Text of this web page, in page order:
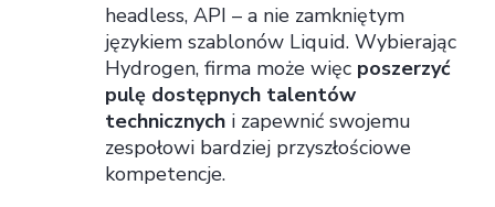
headless, API – a nie zamkniętym
językiem szablonów Liquid. Wybierając
Hydrogen, firma może więc poszerzyć
pulę dostępnych talentów
technicznych i zapewnić swojemu
zespołowi bardziej przyszłościowe
kompetencje.